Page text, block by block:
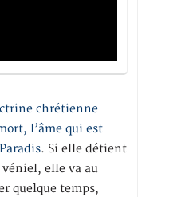
chrétienne
l’âme qui est
. Si elle détient
elle va au
quelque temps,